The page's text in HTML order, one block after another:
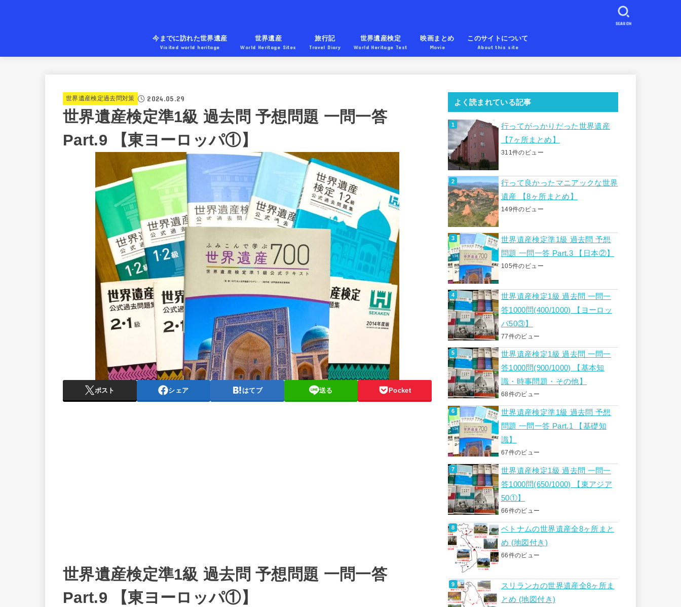
今までに訪れた世界遺産
Visited world heritage
世界遺産
World Heritage Sites
旅行記
Travel Diary
世界遺産検定
World Heritage Test
映画まとめ
Movie
このサイトについて
About this site
SEARCH
世界遺産検定過去問対策 2024.05.29
世界遺産検定準1級 過去問 予想問題 一問一答
Part.9 【東ヨーロッパ①】
ポスト シェア はてブ 送る Pocket
世界遺産検定準1級 過去問 予想問題 一問一答
Part.9 【東ヨーロッパ①】
よく読まれている記事
行ってがっかりだった世界遺産
【7ヶ所まとめ】
311件のビュー
行って良かったマニアックな世界
遺産 【8ヶ所まとめ】
149件のビュー
世界遺産検定準1級 過去問 予想
問題 一問一答 Part.3 【日本②】
105件のビュー
世界遺産検定1級 過去問 一問一
答1000問(400/1000) 【ヨーロッ
パ50③】
77件のビュー
世界遺産検定1級 過去問 一問一
答1000問(900/1000) 【基本知
識・時事問題・その他】
68件のビュー
世界遺産検定準1級 過去問 予想
問題 一問一答 Part.1 【基礎知
識】
67件のビュー
世界遺産検定1級 過去問 一問一
答1000問(650/1000) 【東アジア
50①】
66件のビュー
ベトナムの世界遺産全8ヶ所まと
め (地図付き)
66件のビュー
スリランカの世界遺産全8ヶ所ま
とめ (地図付き)